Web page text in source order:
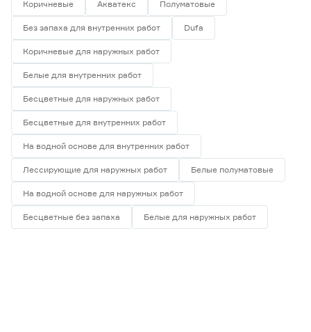
Коричневые Акватекс Полуматовые
Без запаха для внутренних работ Dufa
Коричневые для наружных работ
Белые для внутренних работ
Бесцветные для наружных работ
Бесцветные для внутренних работ
На водной основе для внутренних работ
Лессирующие для наружных работ Белые полуматовые
На водной основе для наружных работ
Бесцветные без запаха Белые для наружных работ